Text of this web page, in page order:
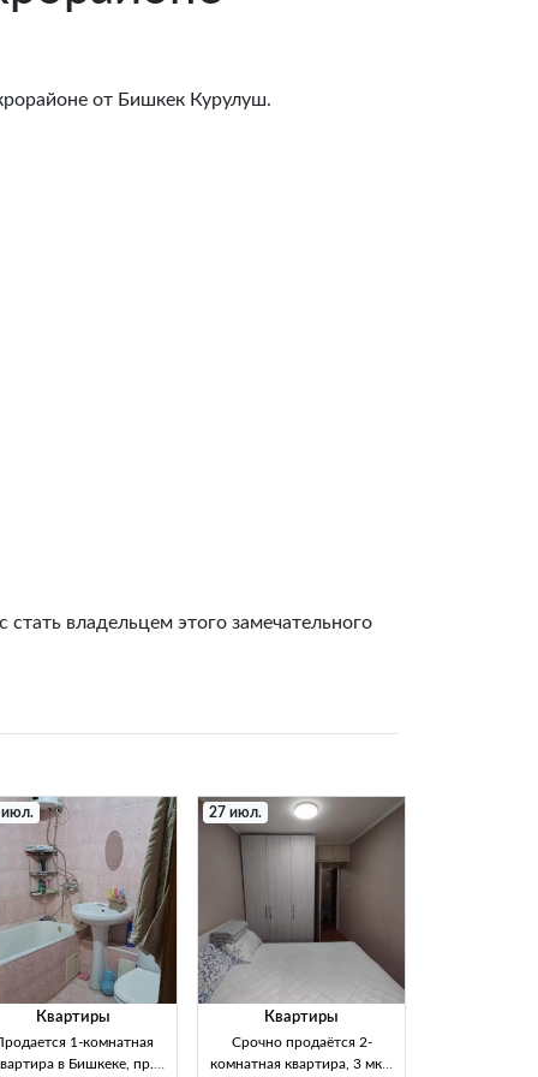
от Бишкек Курулуш.
владельцем этого замечательного
июл.
Квартиры
1-комнатная
в Бишкеке, пр.
27 июл.
Квартиры
Срочно продаётся 2-
комнатная квартира, 3 мкр,